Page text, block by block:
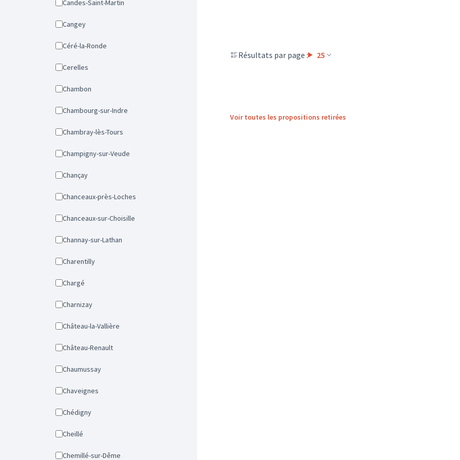
Candes-Saint-Martin
Cangey
Céré-la-Ronde
Cerelles
Chambon
Chambourg-sur-Indre
Chambray-lès-Tours
Champigny-sur-Veude
Chançay
Chanceaux-près-Loches
Chanceaux-sur-Choisille
Channay-sur-Lathan
Charentilly
Chargé
Charnizay
Château-la-Vallière
Château-Renault
Chaumussay
Chaveignes
Chédigny
Cheillé
Chemillé-sur-Dême
Résultats par page : 25
Voir toutes les propositions retirées